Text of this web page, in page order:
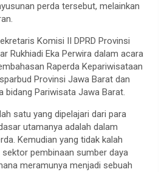
perda tersebut, melainkan
Komisi II DPRD Provinsi
Rukhiadi Eka Perwira dalam acara
Raperda Kepariwisataan
Provinsi Jawa Barat dan
bidang Pariwisata Jawa Barat.
satu yang dipelajari dari para
utamanya adalah dalam
Kemudian yang tidak kalah
pembinaan sumber daya
meramunya menjadi sebuah